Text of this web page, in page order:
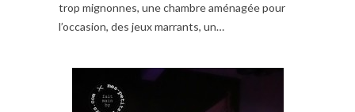
trop mignonnes, une chambre aménagée pour
l’occasion, des jeux marrants, un…